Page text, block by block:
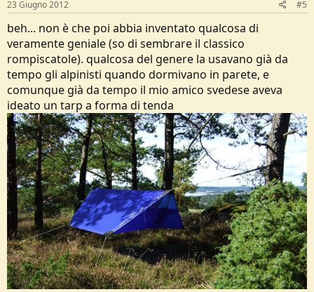
23 Giugno 2012 #5
beh... non è che poi abbia inventato qualcosa di
veramente geniale (so di sembrare il classico
rompiscatole). qualcosa del genere la usavano già da
tempo gli alpinisti quando dormivano in parete, e
comunque già da tempo il mio amico svedese aveva
ideato un tarp a forma di tenda